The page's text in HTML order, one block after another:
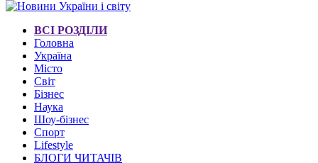
ВСІ РОЗДІЛИ
Головна
Україна
Місто
Світ
Бізнес
Наука
Шоу-бізнес
Спорт
Lifestyle
БЛОГИ ЧИТАЧІВ